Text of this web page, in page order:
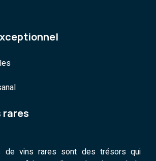
de vins rares sont des trésors qui